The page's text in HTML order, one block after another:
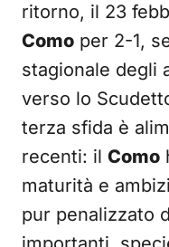
ritorno, il 23
Como per 2-1,
stagionale degli
verso lo
terza sfida è
recenti: il Como
maturità e
pur penalizzato